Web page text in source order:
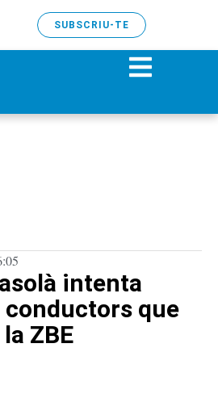
SUBSCRIU-TE
intenta
conductors que
ZBE